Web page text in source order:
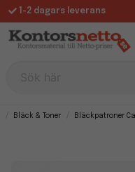
1-2 dagars leverans
Fri frakt över 995 kr
Bläck & Toner Bläckpatroner